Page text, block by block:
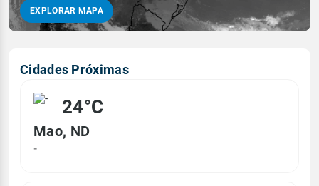
EXPLORAR MAPA
Cidades Próximas
24°C
Mao, ND
-